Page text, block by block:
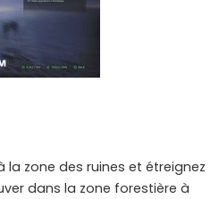
la zone des ruines et étreignez
dans la zone forestière à